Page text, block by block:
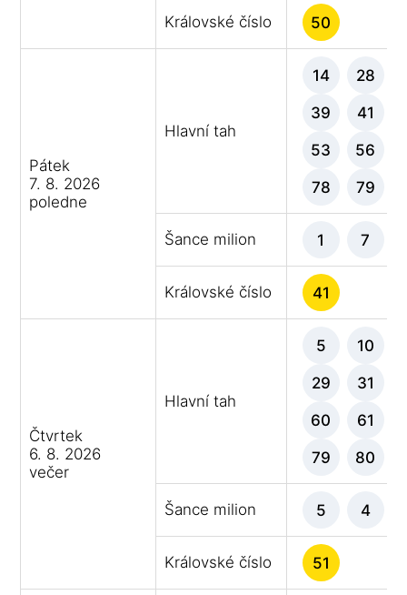
Královské číslo 50
Pátek
7. 8. 2026
poledne
Hlavní tah
14 28
39 41
53 56
78 79
Šance milion 1 7
Královské číslo 41
Čtvrtek
6. 8. 2026
večer
Hlavní tah
5 10
29 31
60 61
79 80
Šance milion 5 4
Královské číslo 51